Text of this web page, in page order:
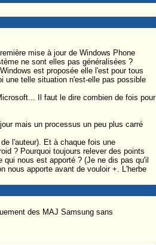
mise à jour de Windows Phone
ne sont elles pas généralisées ?
est proposée elle l'est pour tous
une telle situation n'est-elle pas possible
Il faut le dire combien de fois pour
mais un processus un peu plus carré
l'auteur). Et à chaque fois une
? Pourquoi toujours relever des points
qui nous est apporté ? (Je ne dis pas qu'il
nous apporte avant de vouloir +. L'herbe
des MAJ Samsung sans